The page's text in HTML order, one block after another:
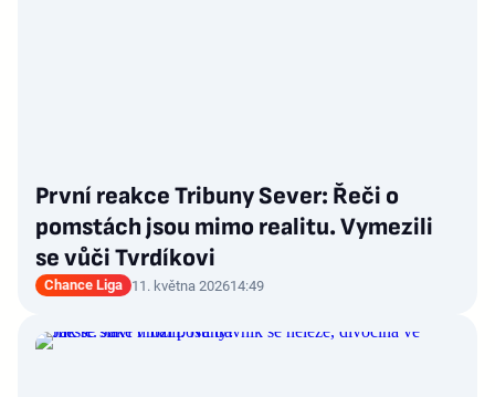
První reakce Tribuny Sever: Řeči o
pomstách jsou mimo realitu. Vymezili
se vůči Tvrdíkovi
Chance Liga 11. května 202614:49